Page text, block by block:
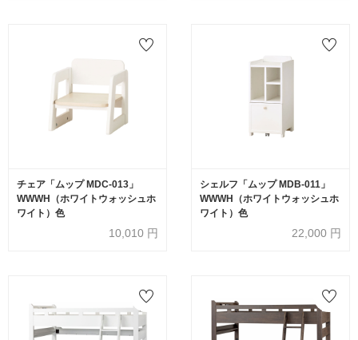
チェア「ムップ MDC-013」
WWWH（ホワイトウォッシュホ
ワイト）色
10,010 円
シェルフ「ムップ MDB-011」
WWWH（ホワイトウォッシュホ
ワイト）色
22,000 円